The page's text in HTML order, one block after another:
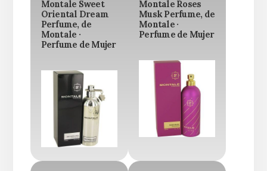
Montale Sweet
Oriental Dream
Perfume, de
Montale ·
Perfume de Mujer
Montale Roses
Musk Perfume, de
Montale ·
Perfume de Mujer